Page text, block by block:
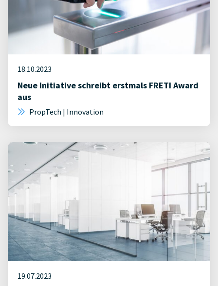
18.10.2023
Neue Initiative schreibt erstmals FRETI Award
aus
PropTech | Innovation
19.07.2023